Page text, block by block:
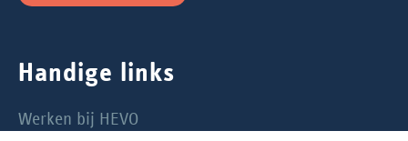
Handige links
Werken bij HEVO